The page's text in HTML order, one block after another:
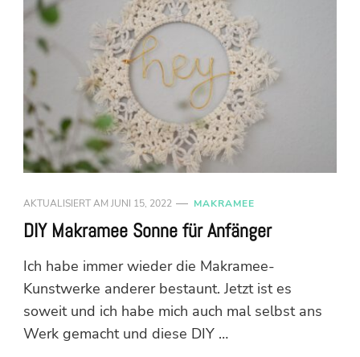
AKTUALISIERT AM JUNI 15, 2022 MAKRAMEE
DIY Makramee Sonne für Anfänger
Ich habe immer wieder die Makramee-
Kunstwerke anderer bestaunt. Jetzt ist es
soweit und ich habe mich auch mal selbst ans
Werk gemacht und diese DIY …